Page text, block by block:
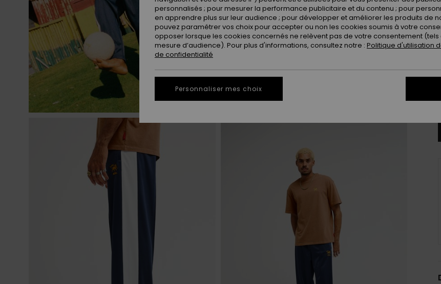
personnalisés ; pour mesurer la performance publicitaire et du contenu ; pour
en apprendre plus sur leur audience ; pour développer et améliorer les produits de
pouvez paramétrer vos choix pour accepter ou non les cookies soumis à votre
opposer lorsque les cookies concernés ne relèvent pas de votre consentement
mesure d’audience). Pour plus d'informations, consultez notre : Politique d'utilisation
de confidentialité
Personnaliser mes choix